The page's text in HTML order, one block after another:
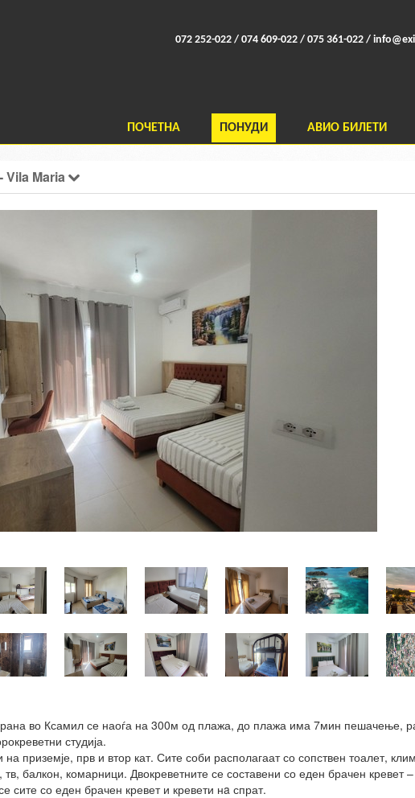
072 252-022 / 074 609-022 / 075 361-022 /
ПОЧЕТНА ПОНУДИ АВИО БИЛЕТИ
Vila Maria
во Ксамил се наоѓа на 300м од плажа, до плажа има 7мин пешачење,
студија.
приземје, прв и втор кат. Сите соби располагаат со сопствен тоалет,
балкон, комарници. Двокреветните се составени со еден брачен кревет
сите со еден брачен кревет и кревети нa спрат.